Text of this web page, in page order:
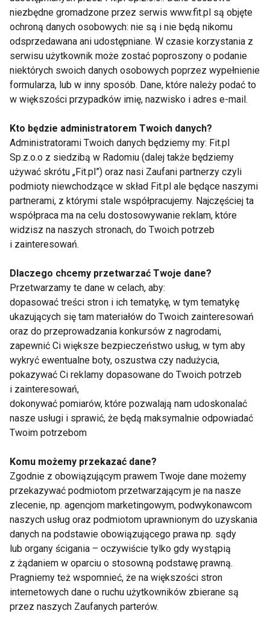
zmarszczki. Jednak odpowiednia pielęgnacja
sprawia, że w każdym wieku można wyglądać i czuć
się atrakcyjnie.
Zabiegi przeznaczone dla mężczyzn mają za
zadanie przede wszystkim poprawić kondycję i
niedoskonałościami:
Clarte Confort to doskonały zabieg na
problemy cery naczyniowej i wrażliwej.
Stosowane preparaty firmy Sothys
uszczelniają naczynia krwionośne,
redukują zaczerwienienie i zmniejszą
nieprzyjemne napięcie.
Hydrooptimal THI3 przynosi natomiast
doraźną poprawę nawilżenia cery.
Trójwymiarowy program przywraca
równowagę wodną, osmatyczną i
międzykomórkową.
Fotoodmładzanie to zabieg
opóźniający procesy starzenia.
Technika naświetlania pulsacyjnym
światłem IPL pozwala zwiększyć
napięcie skóry, zredukować drobne
zmarszczki i przebarwienia. Dzięki
wzmożonej produkcji kolagenu i
wzmocnieniu naczyń krwionośnych
cera staje się zdrowsza i promienna – a
tym samym dłużej zachowuje młodość.
Kosmetyka pielęgnacyjna jest nie tylko skutecznym
sposobem na przywrócenie blasku i młodości cery,
ale także niezwykle przyjemną chwilą relaksu.
Dobrze, jeśli współcześni dziadkowie i babcie
niezbędne gromadzone przez serwis www.fit.pl są objęte
ochroną danych osobowych: nie są i nie będą nikomu
odsprzedawana ani udostępniane. W czasie korzystania z
serwisu użytkownik może zostać poproszony o podanie
niektórych swoich danych osobowych poprzez wypełnienie
formularza, lub w inny sposób. Dane, które należy podać to
w większości przypadków imię, nazwisko i adres e-mail.
Kto będzie administratorem Twoich danych?
Administratorami Twoich danych będziemy my: Fit.pl
Sp.z.o.o z siedzibą w Radomiu (dalej także będziemy
używać skrótu „Fit.pl”) oraz nasi Zaufani partnerzy czyli
podmioty niewchodzące w skład Fit.pl ale będące naszymi
partnerami, z którymi stale współpracujemy. Najczęściej ta
współpraca ma na celu dostosowywanie reklam, które
widzisz na naszych stronach, do Twoich potrzeb
i zainteresowań.
Dlaczego chcemy przetwarzać Twoje dane?
Przetwarzamy te dane w celach, aby:
dopasować treści stron i ich tematykę, w tym tematykę
ukazujących się tam materiałów do Twoich zainteresowań
oraz do przeprowadzania konkursów z nagrodami,
zapewnić Ci większe bezpieczeństwo usług, w tym aby
wykryć ewentualne boty, oszustwa czy nadużycia,
pokazywać Ci reklamy dopasowane do Twoich potrzeb
i zainteresowań,
dokonywać pomiarów, które pozwalają nam udoskonalać
nasze usługi i sprawić, że będą maksymalnie odpowiadać
Twoim potrzebom
Komu możemy przekazać dane?
Zgodnie z obowiązującym prawem Twoje dane możemy
przekazywać podmiotom przetwarzającym je na nasze
zlecenie, np. agencjom marketingowym, podwykonawcom
naszych usług oraz podmiotom uprawnionym do uzyskania
danych na podstawie obowiązującego prawa np. sądy
lub organy ścigania – oczywiście tylko gdy wystąpią
z żądaniem w oparciu o stosowną podstawę prawną.
Pragniemy też wspomnieć, że na większości stron
internetowych dane o ruchu użytkowników zbierane są
przez naszych Zaufanych parterów.